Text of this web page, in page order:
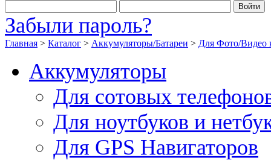
Забыли пароль?
Главная > Каталог > Аккумуляторы/Батареи > Для Фото/Видео
Аккумуляторы
Для сотовых
Для ноутбуков и
Для GPS Навигаторов